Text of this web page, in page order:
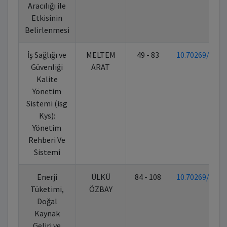
Aracılığı ile
Etkisinin
Belirlenmesi
İş Sağlığı ve
Güvenliği
Kalite
Yönetim
Sistemi (isg
Kys):
Yönetim
Rehberi Ve
Sistemi
MELTEM
ARAT
49 - 83 10.70269/
Enerji
Tüketimi,
Doğal
Kaynak
ÜLKÜ
ÖZBAY
84 - 108 10.70269/